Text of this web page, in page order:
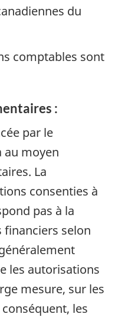
du
comptables sont
:
par le
au moyen
La
consenties à
pas à la
selon
les autorisations
mesure, sur les
les